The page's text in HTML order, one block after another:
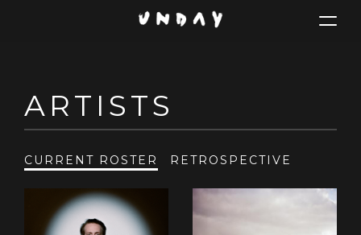
main
content
Toggle
ARTISTS
CURRENT ROSTER RETROSPECTIVE